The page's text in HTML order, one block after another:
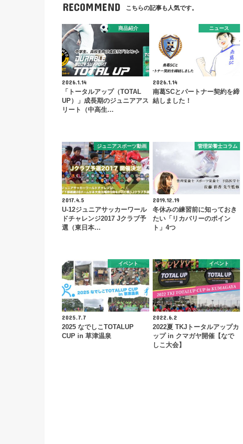
RECOMMEND こちらの記事も人気です。
商品紹介
2026.1.14
「トータルアップ（TOTAL
UP）」成長期のジュニアアス
リート（中高生…
ニュース
2026.1.14
南葛SCとパートナー契約を締
結しました！
ジュニアスポーツ動画
2017.4.5
U-12ジュニアサッカーワール
ドチャレンジ2017 Jクラブ予
選（東日本…
管理栄養士コラム
2019.12.19
冬休みの練習前に知っておき
たい「リカバリーのポイン
ト」4つ
イベント
2025.7.7
2025 なでしこTOTALUP
CUP in 草津温泉
イベント
2022.6.2
2022夏 TKJトータルアップカ
ップ in クマガヤ開催【なで
しこ大会】